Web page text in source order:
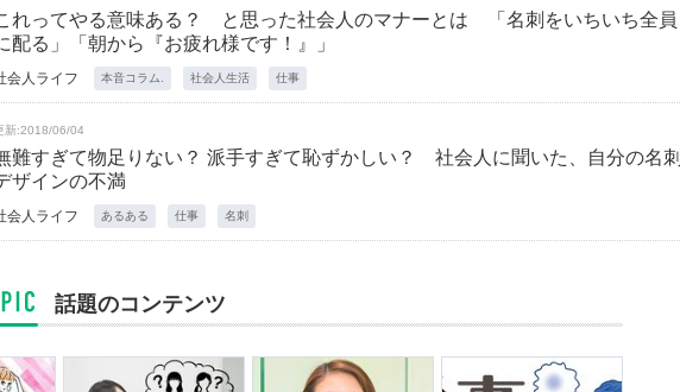
れってやる意味ある？ と思った社会人のマナーとは 「名刺をいちいち全員
配る」「朝から『お疲れ様です！』」
会人ライフ 本音コラム. 社会人生活 仕事
新:2018/06/04
難すぎて物足りない？ 派手すぎて恥ずかしい？ 社会人に聞いた、自分の名刺
ザインの不満
会人ライフ あるある 仕事 名刺
話題のコンテンツ